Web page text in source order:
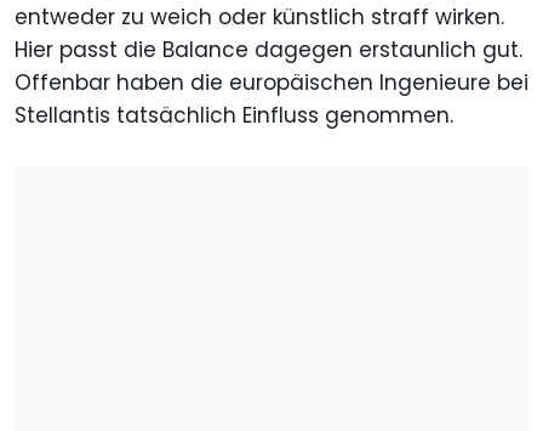
entweder zu weich oder künstlich straff wirken.
Hier passt die Balance dagegen erstaunlich gut.
Offenbar haben die europäischen Ingenieure bei
Stellantis tatsächlich Einfluss genommen.